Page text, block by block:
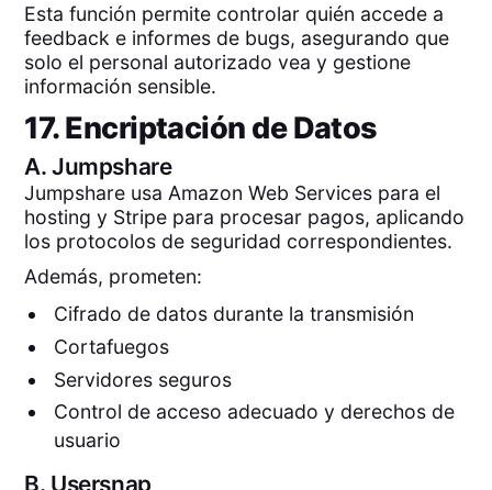
Esta función permite controlar quién accede a
feedback e informes de bugs, asegurando que
solo el personal autorizado vea y gestione
información sensible.
17. Encriptación de Datos
A.Jumpshare
Jumpshare usa Amazon Web Services para el
hosting y Stripe para procesar pagos, aplicando
los protocolos de seguridad correspondientes.
Además, prometen:
Cifrado de datos durante la transmisión
Cortafuegos
Servidores seguros
Control de acceso adecuado y derechos de
usuario
B. Usersnap